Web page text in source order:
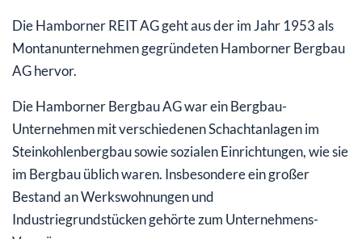
Die Hamborner REIT AG geht aus der im Jahr 1953 als
Montanunternehmen gegründeten Hamborner Bergbau
AG hervor.
Die Hamborner Bergbau AG war ein Bergbau-
Unternehmen mit verschiedenen Schachtanlagen im
Steinkohlenbergbau sowie sozialen Einrichtungen, wie sie
im Bergbau üblich waren. Insbesondere ein großer
Bestand an Werkswohnungen und
Industriegrundstücken gehörte zum Unternehmens-